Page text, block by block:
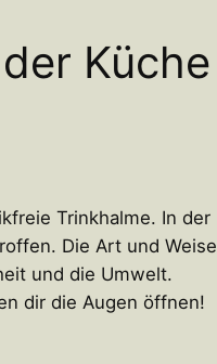
Küche
Trinkhalme. In der
Die Art und Weise
und die Umwelt.
dir die Augen öffnen!